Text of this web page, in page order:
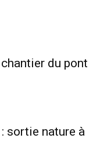
du pont
sortie nature à